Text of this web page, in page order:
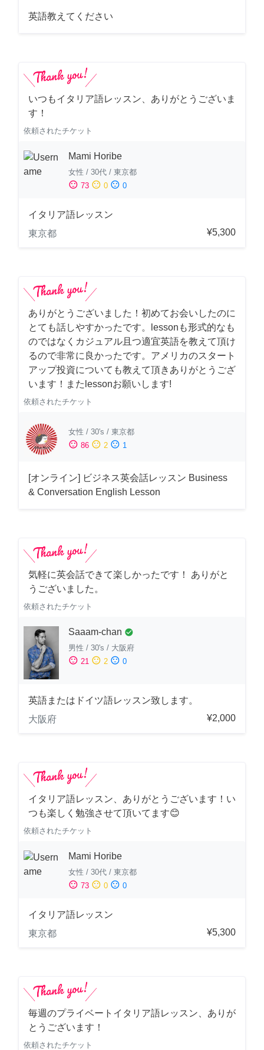
英語教えてください
いつもイタリア語レッスン、ありがとうございま
す！
依頼されたチケット
Mami Horibe
女性 / 30代 / 東京都
sentiment_satisfied 73 sentiment_neutral 0 sentiment_dissatisfied 0
イタリア語レッスン
東京都
¥5,300
ありがとうございました！初めてお会いしたのに
とても話しやすかったです。lessonも形式的なも
のではなくカジュアル且つ適宜英語を教えて頂け
るので非常に良かったです。アメリカのスタート
アップ投資についても教えて頂きありがとうござ
います！またlessonお願いします!
依頼されたチケット
女性 / 30's / 東京都
sentiment_satisfied 86 sentiment_neutral 2 sentiment_dissatisfied 1
[オンライン] ビジネス英会話レッスン Business
& Conversation English Lesson
気軽に英会話できて楽しかったです！ ありがと
うございました。
依頼されたチケット
Saaam-chan check_circle
男性 / 30's / 大阪府
sentiment_satisfied 21 sentiment_neutral 2 sentiment_dissatisfied 0
英語またはドイツ語レッスン致します。
大阪府
¥2,000
イタリア語レッスン、ありがとうございます！い
つも楽しく勉強させて頂いてます😊
依頼されたチケット
Mami Horibe
女性 / 30代 / 東京都
sentiment_satisfied 73 sentiment_neutral 0 sentiment_dissatisfied 0
イタリア語レッスン
東京都
¥5,300
毎週のプライベートイタリア語レッスン、ありが
とうございます！
依頼されたチケット